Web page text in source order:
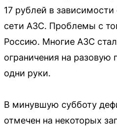
17 рублей в
сети АЗС. Проблемы с
Россию. Многие АЗС
ограничения на разовую
одни руки.
В минувшую субботу
отмечен на некоторых